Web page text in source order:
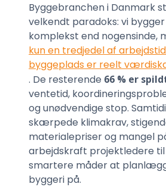
Byggebranchen i Danmark
velkendt paradoks: vi
komplekst end nogensinde,
kun en tredjedel af
byggeplads er reelt
. De resterende 66 % er
ventetid,
og unødvendige stop.
skærpede klimakrav,
materialepriser og mangel
arbejdskraft projektledere
smartere måder at
byggeri på.